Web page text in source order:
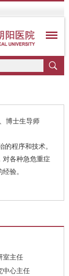
博士生导师
对各种急危重症
验。
主任
心主任